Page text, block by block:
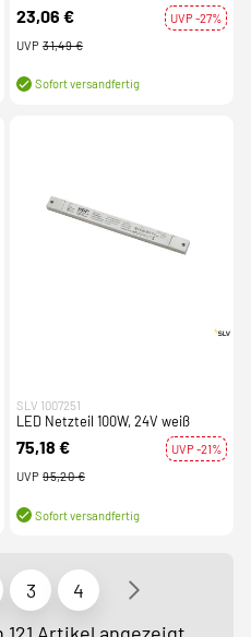
23,06 €
UVP -27%
UVP 31,49 €
Sofort versandfertig
SLV 1007251
LED Netzteil 100W, 24V weiß
75,18 €
UVP -21%
UVP 95,20 €
Sofort versandfertig
3
4